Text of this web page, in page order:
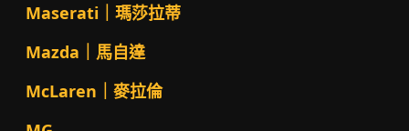
Maserati｜瑪莎拉蒂
Mazda｜馬自達
McLaren｜麥拉倫